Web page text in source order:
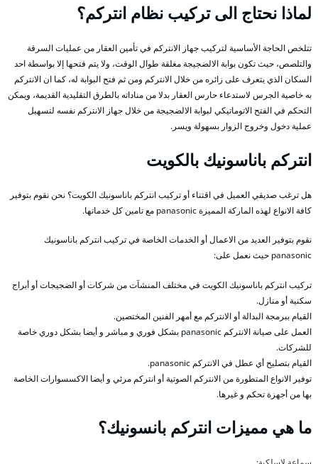
لماذا نحتاج الى تركيب نظام انتركم؟
تتلخص الحاجة الأساسية لتركيب جهاز الانتركم في تأمين العقار من عمليات السرقة
والتلصص، حيث تكون بوابة الالضجيجة مغلقة طوال الوقت، ولا يتم فتحها إلا بواسطة احد
السكان الذي يتعرف على زائره من خلال الانتركم ومن ثم فتح البوابة له، كما ان الانتركم
به خاصية الجرس لاستدعاء حارس العقار بدلا من مناداته بالطرق التقليدية القديمة، ويمكن
التحكم في الفتح الاتوماتيكي لبوابة الالضجيجة من خلال جهاز الانتركم نفسه لتسهيل
عملية دخول وخروج الزوار بسهولة ويسر.
انتركم باناسونيك بالكويت
هل ترغب صديقي العميل في اقتناء أو تركيب انتركم باناسونيك الكويت؟ نحن نقوم بتوفير
كافة الانواع لهذه الماركة المميزة panasonic مع تامين كل خدماتها.
نقوم بتوفير العديد من الاعمال أو الخدمات الخاصة في تركيب انتركم باناسونيك
panasonic حيث نعمل على:
تركيب انتركم باناسونيك الكويت في مختلف المنشآت من شركات أو الضجيجات أو أبراج
سكنية أو منازل.
القيام ببرمجة البدالة أو الانتركم مع أمهر الفنين المختصين.
العمل على صيانة الانتركم panasonic بشكل فوري و مباشر و أيضا بشكل دوري خاصة
للشركات.
القيام بتصليح أي عطل في الانتركم panasonic.
توفير الانواع المتطورة من الانتركم الصوتية أو انتركم مرئي و أيضا الاكسسوارات الخاصة
بها من أجهزة تحكم و غيرها.
ما هي مميزات انتركم بانسونيك؟